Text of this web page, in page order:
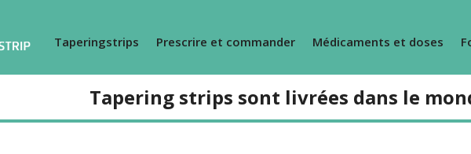
Taperingstrips Prescrire et commander Médicaments et doses
Tapering strips sont livrées dans le